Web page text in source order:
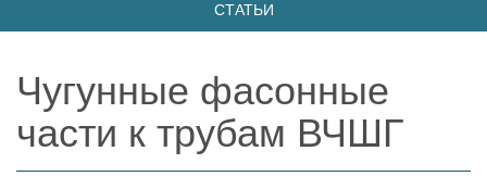
СТАТЬИ
Чугунные фасонные
части к трубам ВЧШГ